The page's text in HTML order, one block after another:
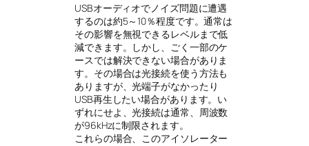
USBオーディオでノイズ問題に遭遇
するのは約5～10％程度です。通常は
その影響を無視できるレベルまで低
減できます。しかし、ごく一部のケ
ースでは解決できない場合がありま
す。その場合は光接続を使う方法も
ありますが、光端子がなかったり
USB再生したい場合があります。い
ずれにせよ、光接続は通常、周波数
が96kHzに制限されます。
これらの場合、このアイソレーター